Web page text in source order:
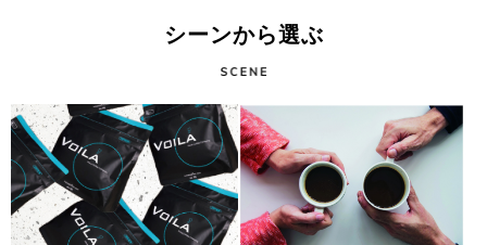
シーンから選ぶ